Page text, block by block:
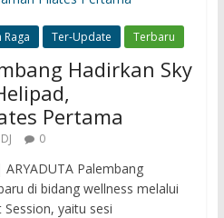
Raga Ter-Update Terbaru
Hadirkan Sky
Pertama
0
Palembang
di bidang wellness melalui
yaitu sesi